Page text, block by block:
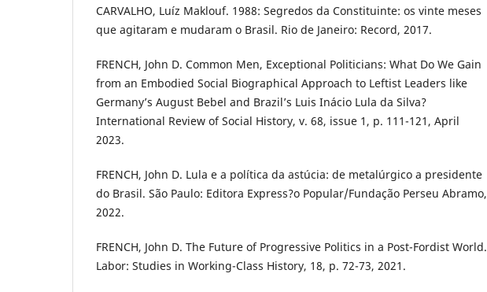
CARVALHO, Luíz Maklouf. 1988: Segredos da Constituinte: os vinte meses
que agitaram e mudaram o Brasil. Rio de Janeiro: Record, 2017.
FRENCH, John D. Common Men, Exceptional Politicians: What Do We Gain
from an Embodied Social Biographical Approach to Leftist Leaders like
Germany’s August Bebel and Brazil’s Luis Inácio Lula da Silva?
International Review of Social History, v. 68, issue 1, p. 111-121, April
2023.
FRENCH, John D. Lula e a política da astúcia: de metalúrgico a presidente
do Brasil. São Paulo: Editora Express?o Popular/Fundação Perseu Abramo,
2022.
FRENCH, John D. The Future of Progressive Politics in a Post-Fordist World.
Labor: Studies in Working-Class History, 18, p. 72-73, 2021.